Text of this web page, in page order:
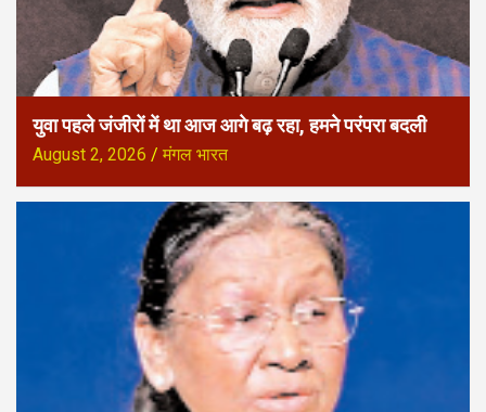
युवा पहले जंजीरों में था आज आगे बढ़ रहा, हमने परंपरा बदली
August 2, 2026 मंगल भारत